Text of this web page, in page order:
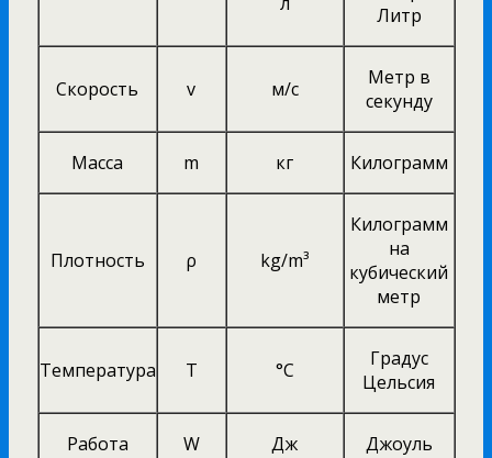
Литр
Скорость v м/c
Метр в
секунду
Масса m кг Килограмм
Плотность ρ kg/m³
Килограмм
на
кубический
метр
Температура T °C
Градус
Цельсия
Работа W Дж Джоуль